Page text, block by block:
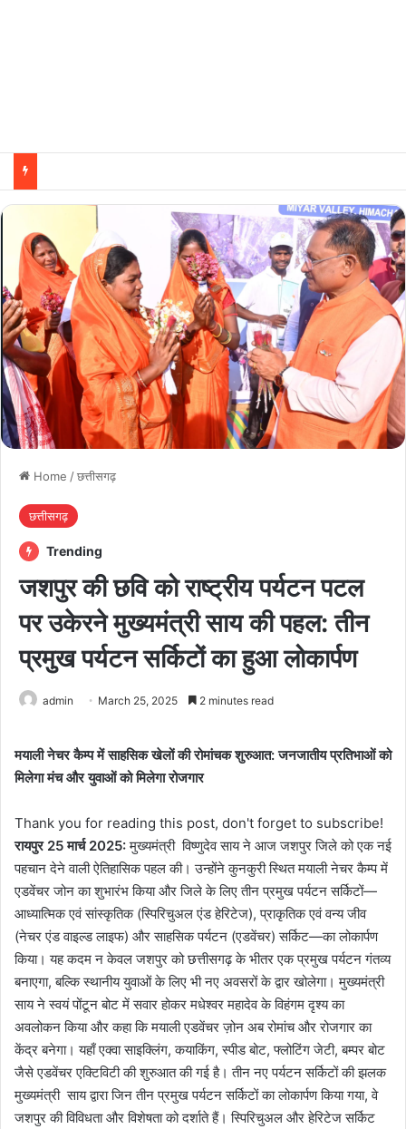
Home /छत्तीसगढ़
छत्तीसगढ़
Trending
जशपुर की छवि को राष्ट्रीय पर्यटन पटल
पर उकेरने मुख्यमंत्री साय की पहल: तीन
प्रमुख पर्यटन सर्किटों का हुआ लोकार्पण
admin March 25, 2025 2 minutes read
मयाली नेचर कैम्प में साहसिक खेलों की रोमांचक शुरुआत: जनजातीय प्रतिभाओं को
मिलेगा मंच और युवाओं को मिलेगा रोजगार
Thank you for reading this post, don't forget to subscribe!
रायपुर 25 मार्च 2025:मुख्यमंत्री विष्णुदेव साय ने आज जशपुर जिले को एक नई
पहचान देने वाली ऐतिहासिक पहल की। उन्होंने कुनकुरी स्थित मयाली नेचर कैम्प में
एडवेंचर जोन का शुभारंभ किया और जिले के लिए तीन प्रमुख पर्यटन सर्किटों—
आध्यात्मिक एवं सांस्कृतिक (स्पिरिचुअल एंड हेरिटेज), प्राकृतिक एवं वन्य जीव
(नेचर एंड वाइल्ड लाइफ) और साहसिक पर्यटन (एडवेंचर) सर्किट—का लोकार्पण
किया। यह कदम न केवल जशपुर को छत्तीसगढ़ के भीतर एक प्रमुख पर्यटन गंतव्य
बनाएगा, बल्कि स्थानीय युवाओं के लिए भी नए अवसरों के द्वार खोलेगा। मुख्यमंत्री
साय ने स्वयं पोंटून बोट में सवार होकर मधेश्वर महादेव के विहंगम दृश्य का
अवलोकन किया और कहा कि मयाली एडवेंचर ज़ोन अब रोमांच और रोजगार का
केंद्र बनेगा। यहाँ एक्वा साइक्लिंग, कयाकिंग, स्पीड बोट, फ्लोटिंग जेटी, बम्पर बोट
जैसे एडवेंचर एक्टिविटी की शुरुआत की गई है। तीन नए पर्यटन सर्किटों की झलक
मुख्यमंत्री साय द्वारा जिन तीन प्रमुख पर्यटन सर्किटों का लोकार्पण किया गया, वे
जशपुर की विविधता और विशेषता को दर्शाते हैं। स्पिरिचुअल और हेरिटेज सर्किट